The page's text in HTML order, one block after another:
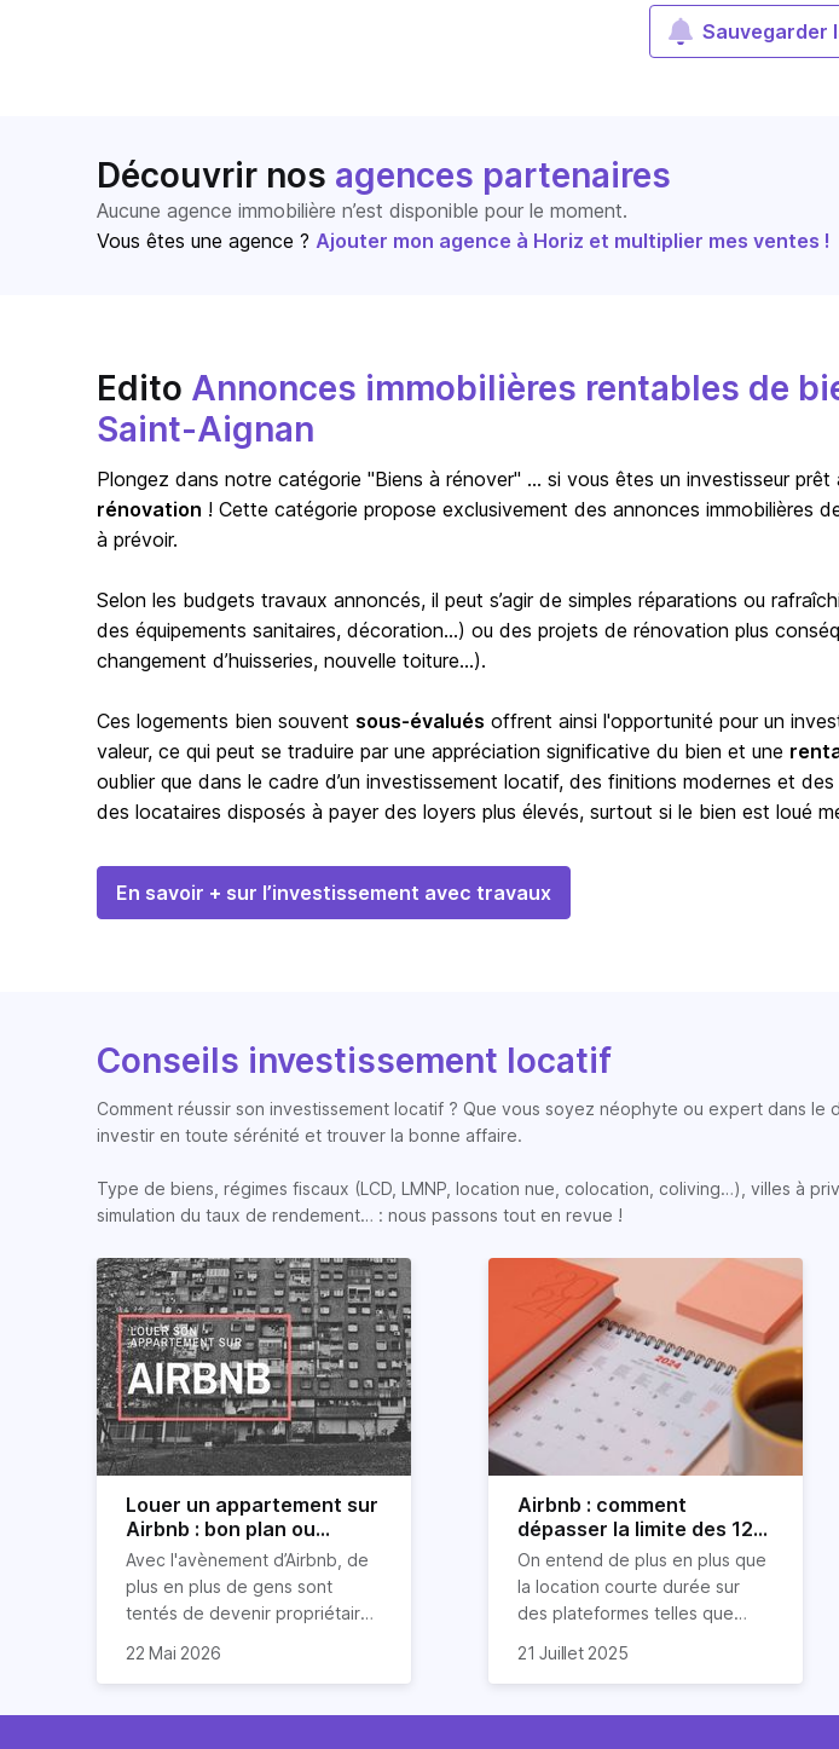
Sauvegarder
Découvrir nos agences partenaires
Aucune agence immobilière n’est disponible pour le moment.
Vous êtes une agence ? Ajouter mon agence à Horiz et multiplier mes ventes !
Edito Annonces immobilières rentables de
Saint-Aignan
Plongez dans notre catégorie "Biens à rénover" … si vous êtes un investisseur prêt
rénovation ! Cette catégorie propose exclusivement des annonces immobilières
à prévoir.
Selon les budgets travaux annoncés, il peut s’agir de simples réparations ou
des équipements sanitaires, décoration…) ou des projets de rénovation plus
changement d’huisseries, nouvelle toiture…).
Ces logements bien souvent sous-évalués offrent ainsi l'opportunité pour un
valeur, ce qui peut se traduire par une appréciation significative du bien et une
oublier que dans le cadre d’un investissement locatif, des finitions modernes et
des locataires disposés à payer des loyers plus élevés, surtout si le bien est loué
En savoir + sur l’investissement avec travaux
Conseils investissement locatif
Comment réussir son investissement locatif ? Que vous soyez néophyte ou expert dans
investir en toute sérénité et trouver la bonne affaire.
Type de biens, régimes fiscaux (LCD, LMNP, location nue, colocation, coliving…), villes à
simulation du taux de rendement… : nous passons tout en revue !
Louer un appartement sur
Airbnb : bon plan ou
mauvaise idée
Avec l'avènement d’Airbnb, de
plus en plus de gens sont
tentés de devenir propriétaires
Paris qui sont des meublés
22 Mai 2026
Airbnb : comment
dépasser la limite des 120
jours ?
On entend de plus en plus que
la location courte durée sur
des plateformes telles que
cou aux idées reçues sur
bien entendu) pour louer sur
21 Juillet 2025